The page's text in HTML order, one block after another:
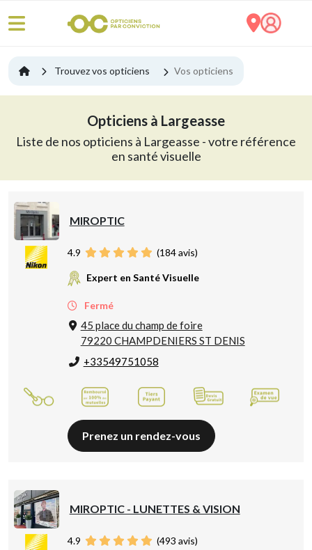
Trouvez vos opticiens Vos opticiens
Opticiens à Largeasse
Liste de nos opticiens à Largeasse - votre référence
en santé visuelle
MIROPTIC
4.9 (184avis)
Expert en Santé Visuelle
Fermé
45 place du champ de foire
79220 CHAMPDENIERS ST DENIS
+33549751058
Prenez un rendez-vous
MIROPTIC - LUNETTES & VISION
4.9 (493 avis)